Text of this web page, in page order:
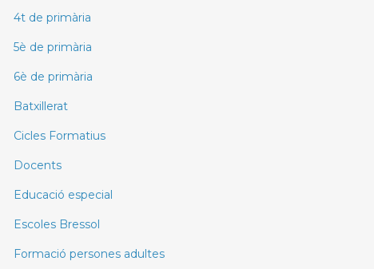
4t de primària
5è de primària
6è de primària
Batxillerat
Cicles Formatius
Docents
Educació especial
Escoles Bressol
Formació persones adultes